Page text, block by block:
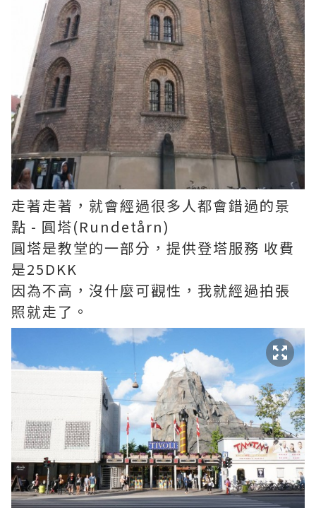
走著走著，就會經過很多人都會錯過的景
點 - 圓塔(Rundetårn)
圓塔是教堂的一部分，提供登塔服務 收費
是25DKK
因為不高，沒什麼可觀性，我就經過拍張
照就走了。